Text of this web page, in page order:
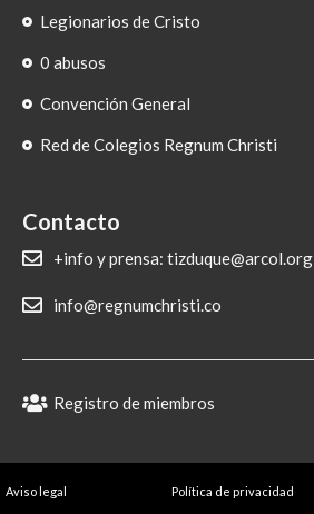
Legionarios de Cristo
0 abusos
Convención General
Red de Colegios Regnum Christi
Contacto
+info y prensa: tizduque@arcol.org
info@regnumchristi.co
Registro de miembros
Aviso legal Política de privacidad